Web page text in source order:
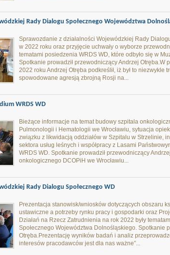
Rady Dialogu Społecznego Województwa
Sprawozdanie z działalności Wojewódzkiej Rady
w 2022 roku oraz przyjęcie uchwały o wyborze
tematami posiedzenia WRDS WD, które odbyło się w
Spotkanie prowadził przewodniczący Andrzej Otręba.W
2022 roku Andrzej Otręba podkreślił, iż był to niezwykle
spowodowane agresją zbrojną Rosji na...
WRDS WD
Bieżące informacje na temat budowy szpitala
Pulmonologii i Hematologii we Wrocławiu, sytuacja
związku z likwidacją oddziałów w Szpitalu w Strzelinie,
sektora usług leśnych i współpracy z Lasami
WRDS WD. Spotkanie prowadził przewodniczący
onkologicznego DCOPiH we Wrocławiu...
Rady Dialogu Społecznego WD
Prezentacja stanowisk/wniosków dotyczących obszaru
ustawiczne a potrzeby rynku pracy i gospodarki oraz
Działań na Rzecz Zatrudnienia na rok 2022 były
Społecznego Województwa Dolnośląskiego. Spotkanie
Otręba.Prezentację wyników badań i analiz
interesów pracodawców jest dla nas ważne”...